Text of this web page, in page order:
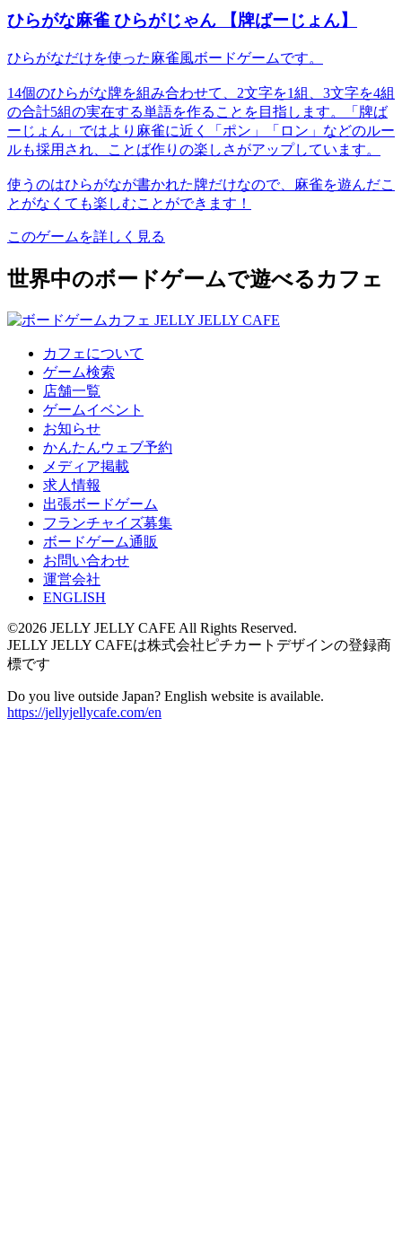
ひらがな麻雀 ひらがじゃん 【牌ばーじょん】
ひらがなだけを使った麻雀風ボードゲームです。
14個のひらがな牌を組み合わせて、2文字を1組、3文字を4組
の合計5組の実在する単語を作ることを目指します。「牌ば
ーじょん」ではより麻雀に近く「ポン」「ロン」などのルー
ルも採用され、ことば作りの楽しさがアップしています。
使うのはひらがなが書かれた牌だけなので、麻雀を遊んだこ
とがなくても楽しむことができます！
このゲームを詳しく見る
世界中のボードゲームで遊べるカフェ
カフェについて
ゲーム検索
店舗一覧
ゲームイベント
お知らせ
かんたんウェブ予約
メディア掲載
求人情報
出張ボードゲーム
フランチャイズ募集
ボードゲーム通販
お問い合わせ
運営会社
ENGLISH
©2026 JELLY JELLY CAFE All Rights Reserved.
JELLY JELLY CAFEは株式会社ピチカートデザインの登録商
標です
Do you live outside Japan? English website is available.
https://jellyjellycafe.com/en